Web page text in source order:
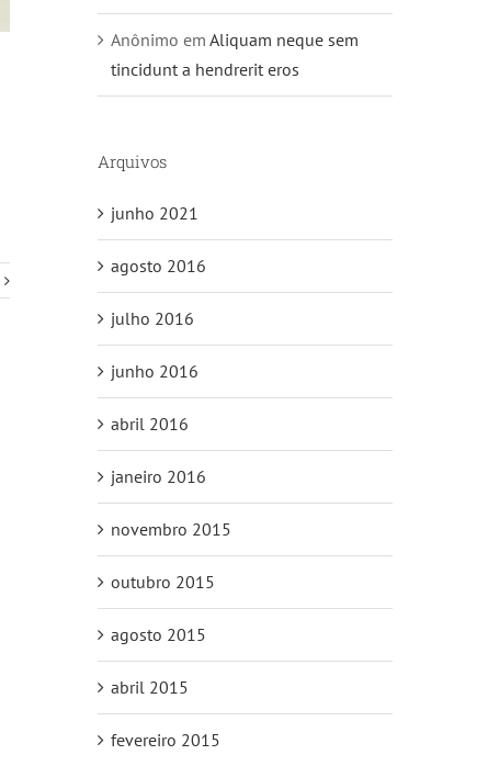
Anônimo em Aliquam neque sem
tincidunt a hendrerit eros
Arquivos
junho 2021
agosto 2016
julho 2016
junho 2016
abril 2016
janeiro 2016
novembro 2015
outubro 2015
agosto 2015
abril 2015
fevereiro 2015